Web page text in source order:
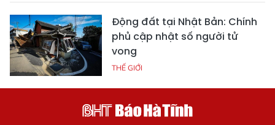
Động đất tại Nhật Bản: Chính
phủ cập nhật số người tử
vong
THẾ GIỚI